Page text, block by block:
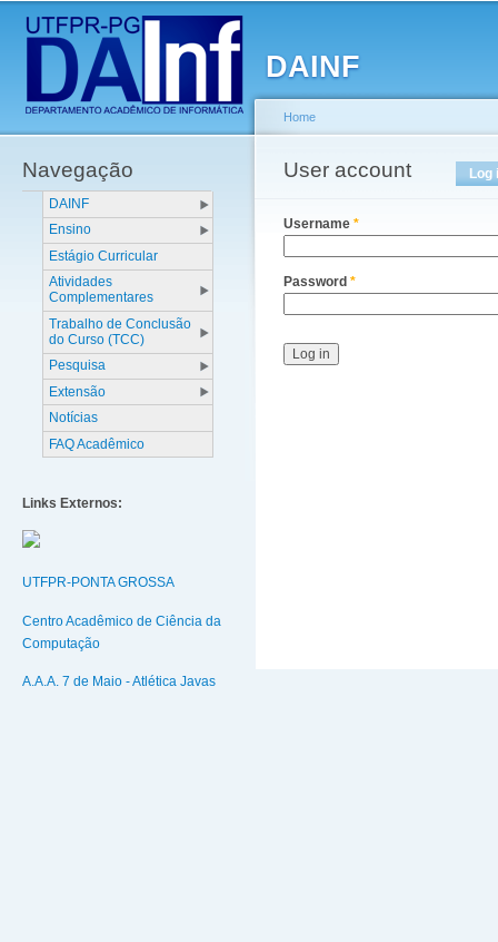
DAINF
Main menu
Navegação
DAINF
Ensino
Estágio Curricular
Atividades
Complementares
Trabalho de Conclusão
do Curso (TCC)
Pesquisa
Extensão
Notícias
FAQ Acadêmico
Links Externos:
UTFPR-PONTA GROSSA
Centro Acadêmico de Ciência da
Computação
A.A.A. 7 de Maio - Atlética Javas
You are here
Home
User account
Primary tabs Log
Username *
Password *